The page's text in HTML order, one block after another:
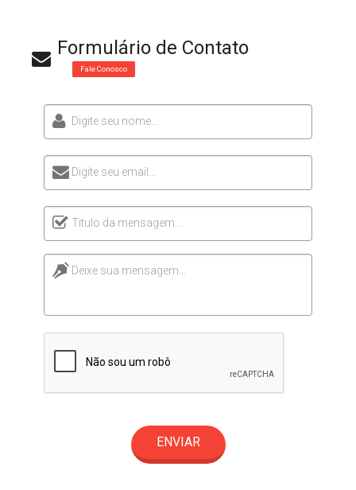
Formulário de Contato
Fale Conosco
Digite seu nome...
Digite seu email...
Titulo da mensagem...
Deixe sua mensagem...
ENVIAR